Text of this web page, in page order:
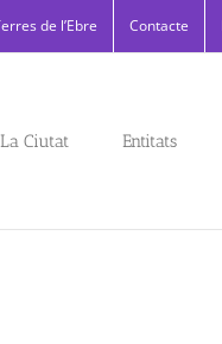
de l’Ebre Contacte
La Ciutat Entitats